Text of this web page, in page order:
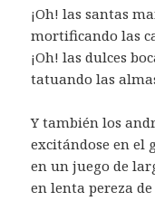
¡Oh! las santas
mortificando las
¡Oh! las dulces
tatuando las
Y también los
excitándose en el
en un juego de
en lenta pereza